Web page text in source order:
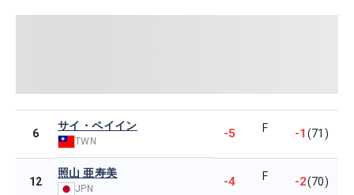
6
サイ・ペイイン
TWN
-5 F -1(71)
12
照山 亜寿美
JPN -4 F -2(70)